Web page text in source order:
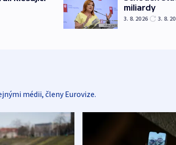
miliardy
3. 8. 2026 3. 8.
médii, členy Eurovize.